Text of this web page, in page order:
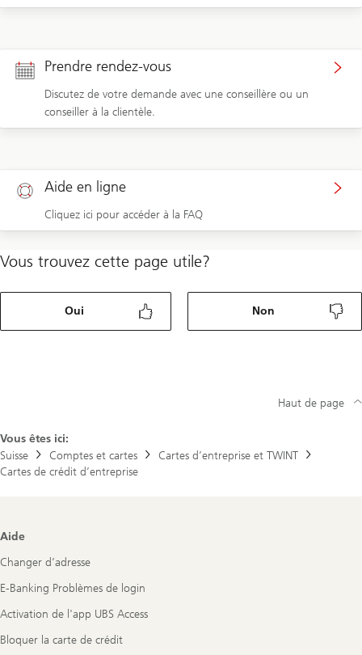
Prendre rendez-vous
Discutez de votre demande avec une conseillère ou un
conseiller à la clientèle.
Aide en ligne
Cliquez ici pour accéder à la FAQ
Vous trouvez cette page utile?
Oui Non
Vous êtes ici:
Suisse
Comptes et cartes
Cartes d’entreprise et TWINT
Cartes de crédit d’entreprise
Haut de page
Footer
Aide
Changer d’adresse
E-Banking Problèmes de login
Activation de l'app UBS Access
Bloquer la carte de crédit